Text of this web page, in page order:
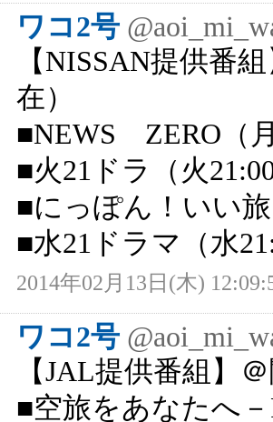
ワコ2号
【NISSAN提供番
在）
■NEWS ZERO（
■火21ドラ（火
■にっぽん！いい
■水21ドラマ（水
2014年02月13日(木)
ワコ2号
【JAL提供番組】
■空旅をあなたへ